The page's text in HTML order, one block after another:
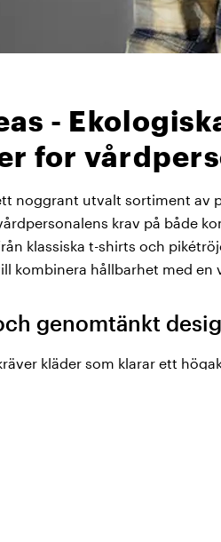
-
for
noggrant utvalt sortiment av
krav på både
klassiska t-shirts och
kombinera hållbarhet med
genomtänkt
kläder som klarar ett